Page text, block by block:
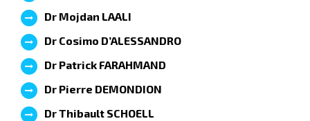
Dr Mojdan LAALI
Dr Cosimo D’ALESSANDRO
Dr Patrick FARAHMAND
Dr Pierre DEMONDION
Dr Thibault SCHOELL